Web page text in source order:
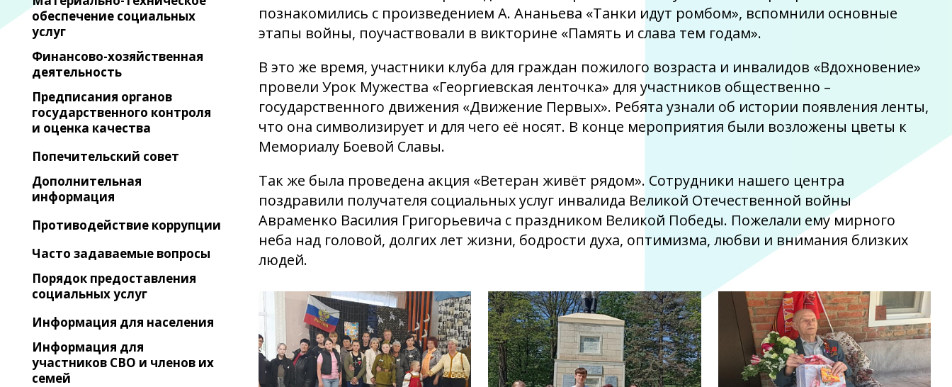
обеспечение социальных
услуг
Финансово-хозяйственная
деятельность
Предписания органов
государственного контроля
и оценка качества
Попечительский совет
Дополнительная
информация
Противодействие коррупции
Часто задаваемые вопросы
Порядок предоставления
социальных услуг
Информация для населения
Информация для
участников СВО и членов их
семей
познакомились с произведением А. Ананьева «Танки идут ромбом», вспомнили основные
этапы войны, поучаствовали в викторине «Память и слава тем годам».
В это же время, участники клуба для граждан пожилого возраста и инвалидов «Вдохновение»
провели Урок Мужества «Георгиевская ленточка» для участников общественно –
государственного движения «Движение Первых». Ребята узнали об истории появления ленты,
что она символизирует и для чего её носят. В конце мероприятия были возложены цветы к
Мемориалу Боевой Славы.
Так же была проведена акция «Ветеран живёт рядом». Сотрудники нашего центра
поздравили получателя социальных услуг инвалида Великой Отечественной войны
Авраменко Василия Григорьевича с праздником Великой Победы. Пожелали ему мирного
неба над головой, долгих лет жизни, бодрости духа, оптимизма, любви и внимания близких
людей.